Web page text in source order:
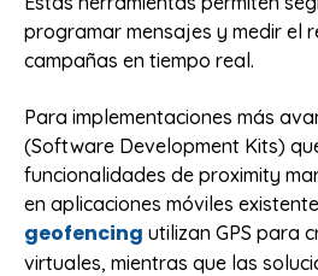
programar mensajes y medir el
campañas en tiempo real.
Para implementaciones más
(Software Development Kits)
funcionalidades de proximity
en aplicaciones móviles
geofencing utilizan GPS para
virtuales, mientras que las